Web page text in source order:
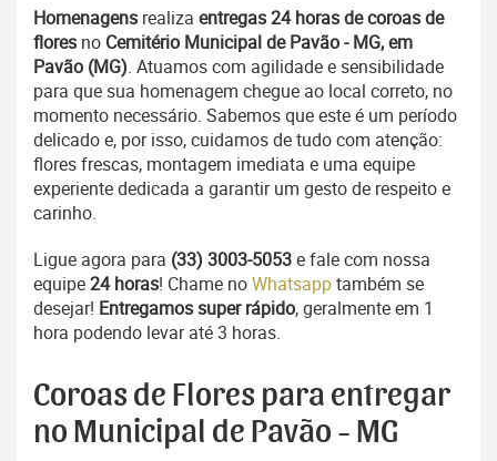
Homenagens realiza entregas 24 horas de coroas de
flores no Cemitério Municipal de Pavão - MG, em
Pavão (MG). Atuamos com agilidade e sensibilidade
para que sua homenagem chegue ao local correto, no
momento necessário. Sabemos que este é um período
delicado e, por isso, cuidamos de tudo com atenção:
flores frescas, montagem imediata e uma equipe
experiente dedicada a garantir um gesto de respeito e
carinho.
Ligue agora para (33) 3003-5053e fale com nossa
equipe24 horas! Chame noWhatsapptambém se
desejar! Entregamos super rápido, geralmente em 1
hora podendo levar até 3 horas.
Coroas de Flores para entregar
no Municipal de Pavão - MG